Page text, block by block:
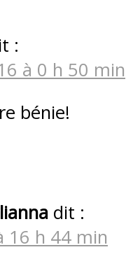
:
à 0 h 50 min
bénie!
dit :
16 h 44 min